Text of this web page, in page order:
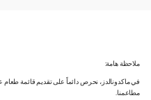
ملاحظة هامة:
في ماكدونالدز، نحرص دائماً على تقديم قائمة طعام
مطاعمنا.